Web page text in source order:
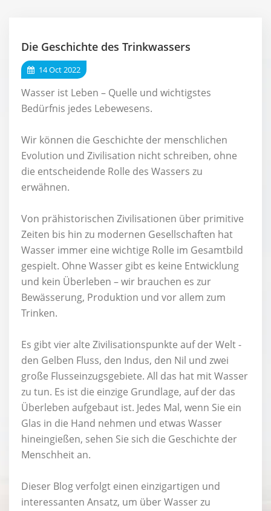
Die Geschichte des Trinkwassers
14 Oct 2022
Wasser ist Leben – Quelle und wichtigstes
Bedürfnis jedes Lebewesens.
Wir können die Geschichte der menschlichen
Evolution und Zivilisation nicht schreiben, ohne
die entscheidende Rolle des Wassers zu
erwähnen.
Von prähistorischen Zivilisationen über primitive
Zeiten bis hin zu modernen Gesellschaften hat
Wasser immer eine wichtige Rolle im Gesamtbild
gespielt. Ohne Wasser gibt es keine Entwicklung
und kein Überleben – wir brauchen es zur
Bewässerung, Produktion und vor allem zum
Trinken.
Es gibt vier alte Zivilisationspunkte auf der Welt -
den Gelben Fluss, den Indus, den Nil und zwei
große Flusseinzugsgebiete. All das hat mit Wasser
zu tun. Es ist die einzige Grundlage, auf der das
Überleben aufgebaut ist. Jedes Mal, wenn Sie ein
Glas in die Hand nehmen und etwas Wasser
hineingießen, sehen Sie sich die Geschichte der
Menschheit an.
Dieser Blog verfolgt einen einzigartigen und
interessanten Ansatz, um über Wasser zu